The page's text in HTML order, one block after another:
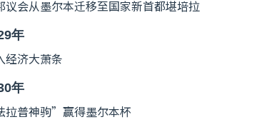
议会从墨尔本迁移至国家新首都堪培拉
年
经济大萧条
年
普神驹”赢得墨尔本杯